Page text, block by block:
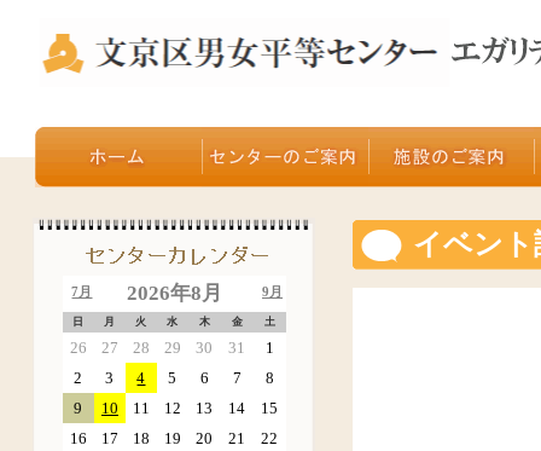
イベント
7月 2026年8月 9月
日 月 火 水 木 金 土
26 27 28 29 30 31
1
2
3 4 5 6 7
8
9
10 11 12 13 14
15
16
17 18 19 20 21
22